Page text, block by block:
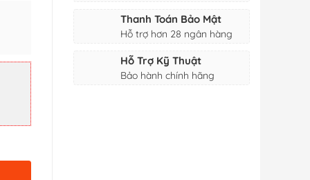
Thanh Toán Bảo Mật
Hỗ trợ hơn 28 ngân hàng
Hỗ Trợ Kỹ Thuật
Bảo hành chính hãng